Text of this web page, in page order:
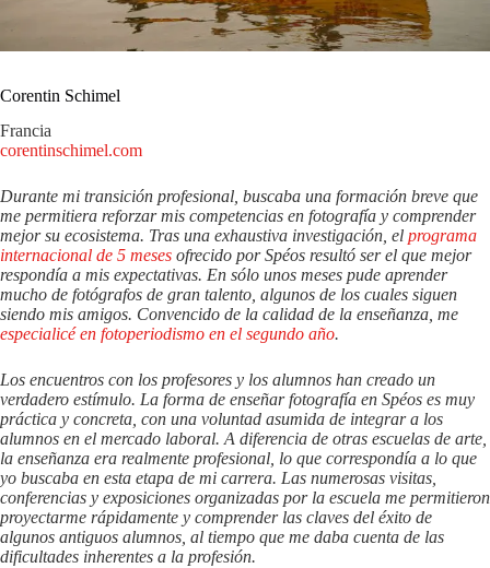
Corentin Schimel
Francia
corentinschimel.com
Durante mi transición profesional, buscaba una formación breve que
me permitiera reforzar mis competencias en fotografía y comprender
mejor su ecosistema. Tras una exhaustiva investigación, el programa
internacional de 5 meses ofrecido por Spéos resultó ser el que mejor
respondía a mis expectativas. En sólo unos meses pude aprender
mucho de fotógrafos de gran talento, algunos de los cuales siguen
siendo mis amigos. Convencido de la calidad de la enseñanza, me
especialicé en fotoperiodismo en el segundo año.
Los encuentros con los profesores y los alumnos han creado un
verdadero estímulo. La forma de enseñar fotografía en Spéos es muy
práctica y concreta, con una voluntad asumida de integrar a los
alumnos en el mercado laboral. A diferencia de otras escuelas de arte,
la enseñanza era realmente profesional, lo que correspondía a lo que
yo buscaba en esta etapa de mi carrera. Las numerosas visitas,
conferencias y exposiciones organizadas por la escuela me permitieron
proyectarme rápidamente y comprender las claves del éxito de
algunos antiguos alumnos, al tiempo que me daba cuenta de las
dificultades inherentes a la profesión.